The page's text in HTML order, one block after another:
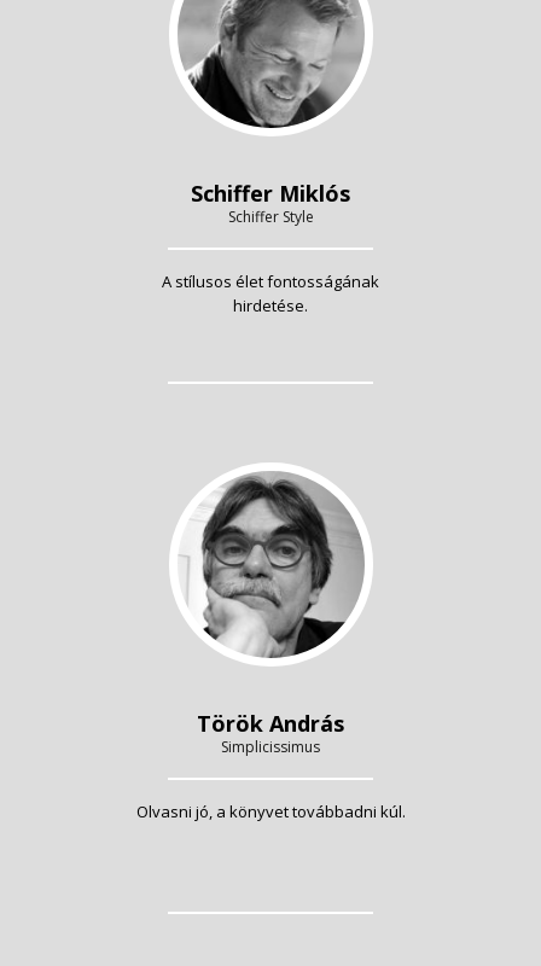
Schiffer Miklós
Schiffer Style
A stílusos élet fontosságának
hirdetése.
Török András
Simplicissimus
Olvasni jó, a könyvet továbbadni kúl.